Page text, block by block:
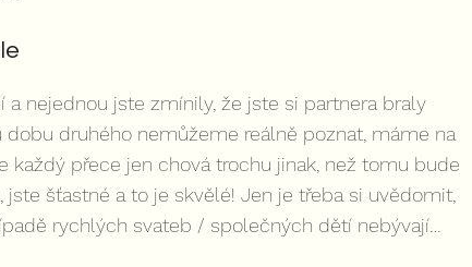
nejednou jste zmínily, že jste si partnera braly
druhého nemůžeme reálně poznat, máme na
každý přece jen chová trochu jinak, než tomu bude
šťastné a to je skvělé! Jen je třeba si uvědomit,
rychlých svateb / společných dětí nebývají…